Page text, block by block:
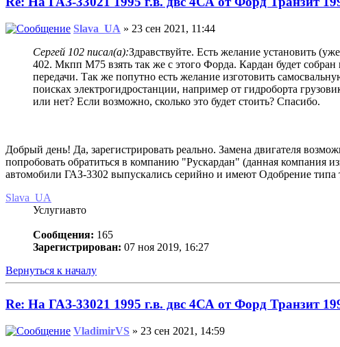
Slava_UA » 23 сен 2021, 11:44
Сергей 102 писал(а):Здравствуйте. Есть желание установить
402. Мкпп М75 взять так же с этого Форда. Кардан будет
передачи. Так же попутно есть желание изготовить
поисках электрогидростанции, например от гидроборта
или нет? Если возможно, сколько это будет стоить? Спасибо.
Добрый день! Да, зарегистрировать реально. Замена двигателя
попробовать обратиться в компанию "Рускардан" (данная компания
автомобили ГАЗ-3302 выпускались серийно и имеют Одобрение типа
Slava_UA
Услугиавто
Сообщения: 165
Зарегистрирован: 07 ноя 2019, 16:27
Вернуться к началу
Re: На ГАЗ-33021 1995 г.в. двс 4СА от Форд Транзит
VladimirVS » 23 сен 2021, 14:59